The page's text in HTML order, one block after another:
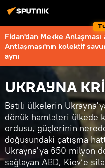
Fidan'dan Mekke Anlaşması
Antlaşması'nın kolektif
aynı
UKRAYNA
Batılı ülkelerin
dönük hamleleri ülkede
ordusu, güçlerinin
doğusundaki çatışma
Ukrayna'ya 650 milyon
sağlayan ABD, Kiev’e